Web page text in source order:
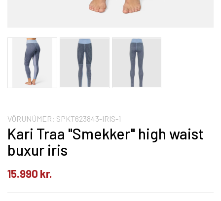
VÖRUNÚMER: SPKT623843-IRIS-1
Kari Traa "Smekker" high waist
buxur iris
15.990 kr.